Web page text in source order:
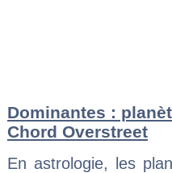
Dominantes :
Chord Overstreet
En astrologie, les